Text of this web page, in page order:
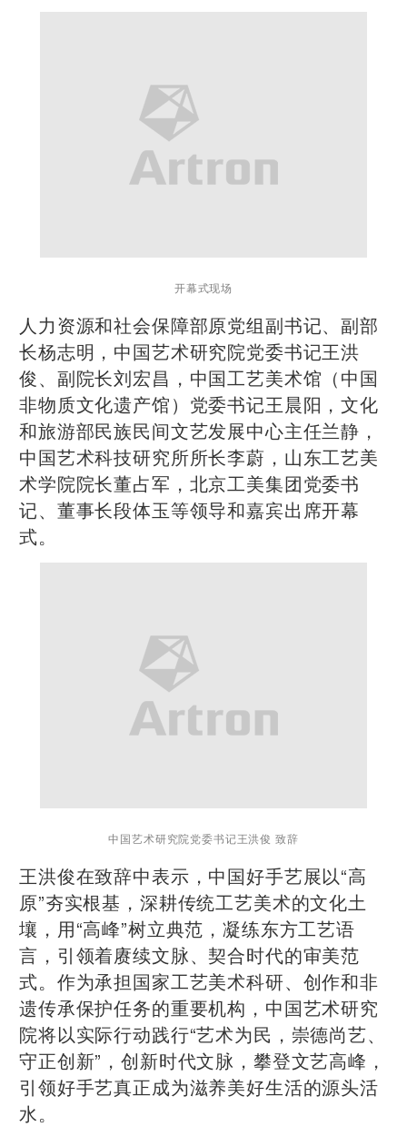
开幕式现场
人力资源和社会保障部原党组副书记、副部
长杨志明，中国艺术研究院党委书记王洪
俊、副院长刘宏昌，中国工艺美术馆（中国
非物质文化遗产馆）党委书记王晨阳，文化
和旅游部民族民间文艺发展中心主任兰静，
中国艺术科技研究所所长李蔚，山东工艺美
术学院院长董占军，北京工美集团党委书
记、董事长段体玉等领导和嘉宾出席开幕
式。
中国艺术研究院党委书记王洪俊 致辞
王洪俊在致辞中表示，中国好手艺展以“高
原”夯实根基，深耕传统工艺美术的文化土
壤，用“高峰”树立典范，凝练东方工艺语
言，引领着赓续文脉、契合时代的审美范
式。作为承担国家工艺美术科研、创作和非
遗传承保护任务的重要机构，中国艺术研究
院将以实际行动践行“艺术为民，崇德尚艺、
守正创新”，创新时代文脉，攀登文艺高峰，
引领好手艺真正成为滋养美好生活的源头活
水。